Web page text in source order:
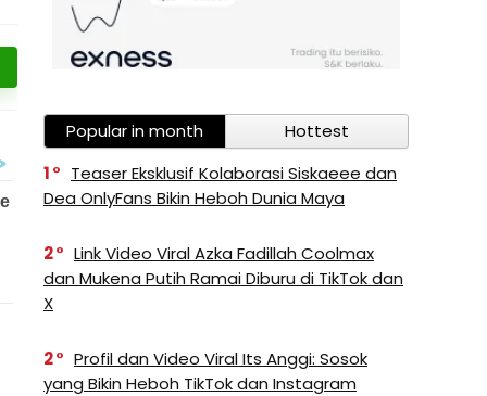
Popular in month
Hottest
1
Teaser Eksklusif Kolaborasi Siskaeee dan
Dea OnlyFans Bikin Heboh Dunia Maya
2
Link Video Viral Azka Fadillah Coolmax
dan Mukena Putih Ramai Diburu di TikTok dan
X
2
Profil dan Video Viral Its Anggi: Sosok
yang Bikin Heboh TikTok dan Instagram